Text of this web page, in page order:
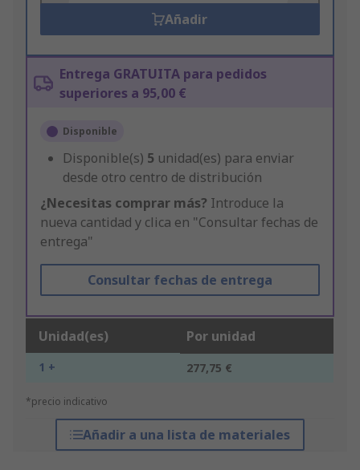
Añadir
Entrega GRATUITA para pedidos
superiores a 95,00 €
Disponible
Disponible(s) 5 unidad(es) para enviar
desde otro centro de distribución
¿Necesitas comprar más? Introduce la
nueva cantidad y clica en "Consultar fechas de
entrega"
Consultar fechas de entrega
Unidad(es) Por unidad
1 + 277,75 €
*precio indicativo
Añadir a una lista de materiales